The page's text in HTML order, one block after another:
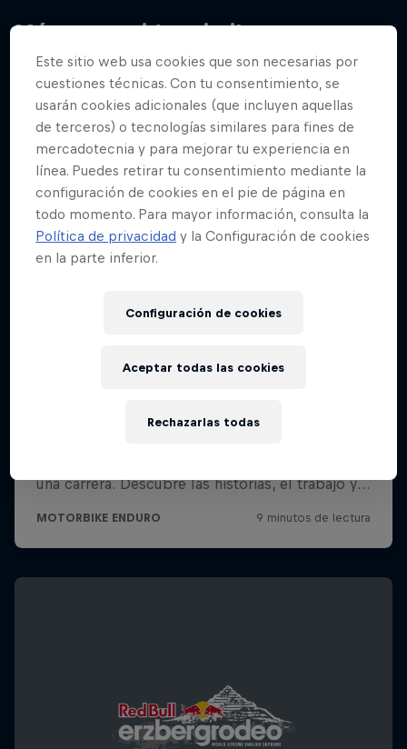
Más contenidos similares
Este sitio web usa cookies que son necesarias por
cuestiones técnicas. Con tu consentimiento, se
usarán cookies adicionales (que incluyen aquellas
de terceros) o tecnologías similares para fines de
mercadotecnia y para mejorar tu experiencia en
línea. Puedes retirar tu consentimiento mediante la
configuración de cookies en el pie de página en
todo momento. Para mayor información, consulta la
Política de privacidad y la Configuración de cookies
en la parte inferior.
Configuración de cookies
Rechazarlas todas
Aceptar todas las cookies